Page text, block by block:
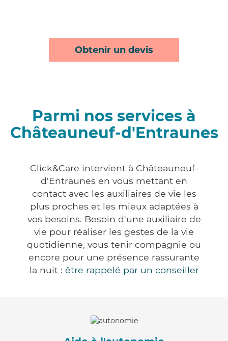
Obtenir un devis
Parmi nos services à
Châteauneuf-d'Entraunes
Click&Care intervient à Châteauneuf-
d'Entraunes en vous mettant en
contact avec les auxiliaires de vie les
plus proches et les mieux adaptées à
vos besoins. Besoin d'une auxiliaire de
vie pour réaliser les gestes de la vie
quotidienne, vous tenir compagnie ou
encore pour une présence rassurante
la nuit : être rappelé par un conseiller